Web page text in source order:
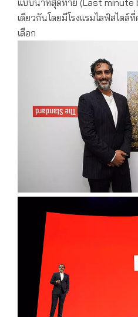
เดียวกันโดยมีโรงแรมไลฟ์สไตล์
เลือก